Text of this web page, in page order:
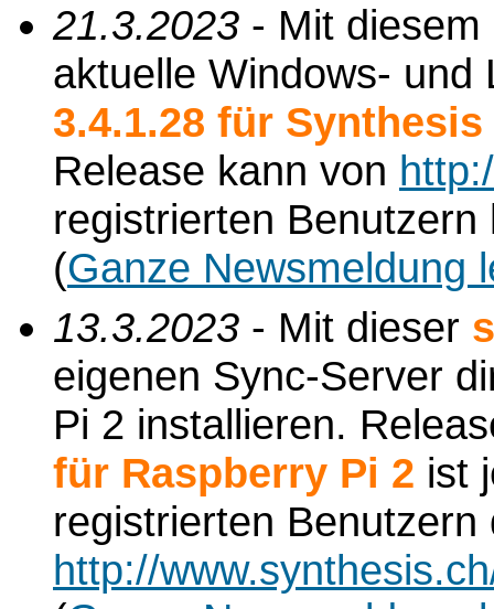
21.3.2023 - Mit diesem
aktuelle Windows- und
3.4.1.28 für
Release kann von
registrierten
(Ganze Newsmeldung
13.3.2023 - Mit dieser
eigenen Sync-Server
Pi 2 installieren.
für Raspberry Pi 2 ist
registrierten
http://